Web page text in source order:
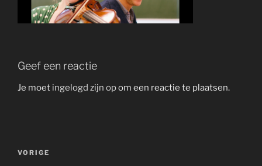
Geef een reactie
Je moet ingelogd zijn opom een reactie te plaatsen.
Bericht
Vorig
VORIGE